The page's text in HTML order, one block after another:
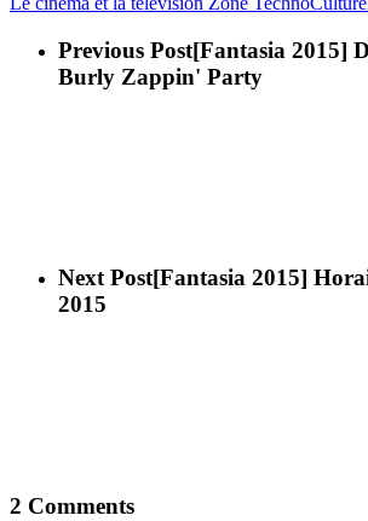
Previous Post[Fantasia 2015]
Burly Zappin' Party
Next Post[Fantasia 2015]
2015
2 Comments